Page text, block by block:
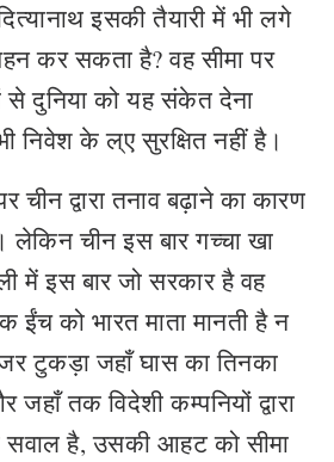
इसकी तैयारी में भी लगे
कर सकता है? वह सीमा पर
दुनिया को यह संकेत देना
निवेश के ल्ए सुरक्षित नहीं है।
चीन द्वारा तनाव बढ़ाने का कारण
चीन इस बार गच्चा खा
में इस बार जो सरकार है वह
ईंच को भारत माता मानती है न
टुकड़ा जहाँ घास का तिनका
तक विदेशी कम्पनियों द्वारा
सवाल है, उसकी आहट को सीमा